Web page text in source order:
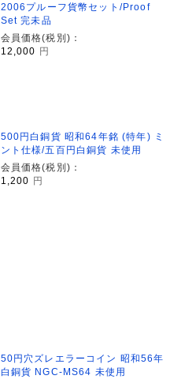
2006プルーフ貨幣セット/Proof
Set 完未品
会員価格(税別)：
12,000
円
500円白銅貨 昭和64年銘 (特年) ミ
ント仕様/五百円白銅貨 未使用
会員価格(税別)：
1,200
円
50円穴ズレエラーコイン 昭和56年
白銅貨 NGC-MS64 未使用